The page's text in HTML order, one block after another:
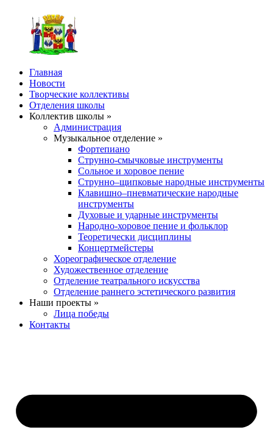
Главная
Новости
Творческие коллективы
Отделения школы
Коллектив школы »
Администрация
Музыкальное отделение »
Фортепиано
Струнно-смычковые инструменты
Сольное и хоровое пение
Струнно–щипковые народные инструменты
Клавишно–пневматические народные
инструменты
Духовые и ударные инструменты
Народно-хоровое пение и фольклор
Теоретически дисциплины
Концертмейстеры
Хореографическое отделение
Художественное отделение
Отделение театрального искусства
Отделение раннего эстетического развития
Наши проекты »
Лица победы
Контакты